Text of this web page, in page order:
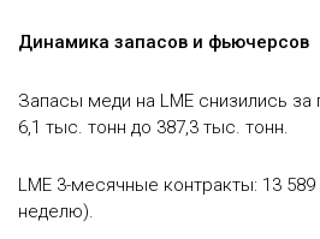
Динамика запасов и фьючерсов
Запасы меди на LME снизились
6,1 тыс. тонн до 387,3 тыс. тонн.
LME 3-месячные контракты: 13
неделю).